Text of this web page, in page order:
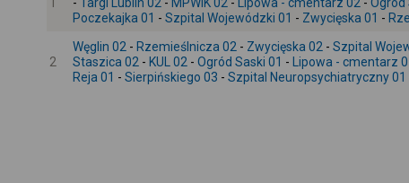
Poczekajka 01 - Szpital Wojewódzki 01 - Zwycięska 01 -
2
Węglin 02 - Rzemieślnicza 02 - Zwycięska 02 - Szpital
Staszica 02 - KUL 02 - Ogród Saski 01 - Lipowa - cmentarz
Reja 01 - Sierpińskiego 03 - Szpital Neuropsychiatryczny 01